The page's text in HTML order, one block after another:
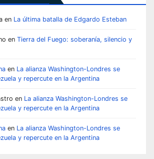
en La última batalla de Edgardo Esteban
en Tierra del Fuego: soberanía, silencio y
en La alianza Washington-Londres se
y repercute en la Argentina
en La alianza Washington-Londres se
y repercute en la Argentina
en La alianza Washington-Londres se
y repercute en la Argentina